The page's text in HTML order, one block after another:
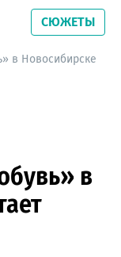
свежие
СЮЖЕТЫ
в Новосибирске
в